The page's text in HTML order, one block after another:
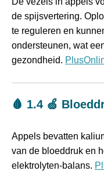
de spijsvertering.
te reguleren en
ondersteunen, wat
gezondheid.
🩸 1.4 🍏
Appels bevatten
van de bloeddruk en
elektrolyten-balans.